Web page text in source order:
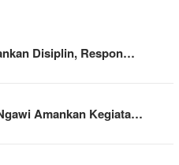
Disiplin, Respon…
Amankan Kegiata…